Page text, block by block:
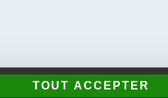
TOUT ACCEPTER